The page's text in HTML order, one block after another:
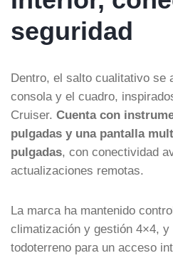
seguridad
Dentro, el salto cualitativo se
consola y el cuadro,
Cruiser. Cuenta con
pulgadas y una pantalla
pulgadas, con conectividad
actualizaciones remotas.
La marca ha mantenido
climatización y gestión 4×4, y
todoterreno para un acceso